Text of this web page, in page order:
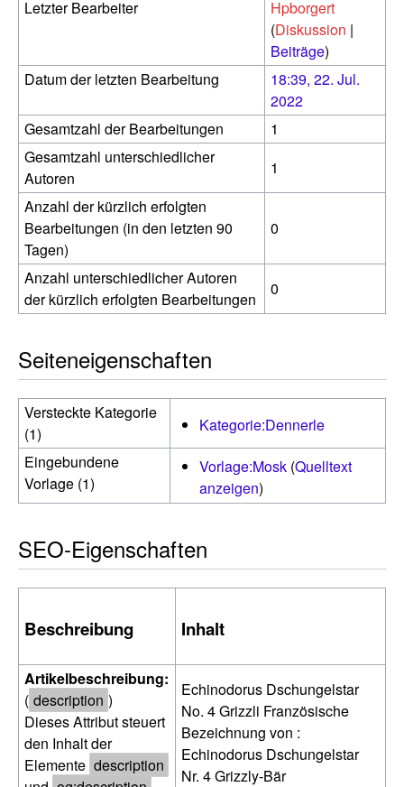
Letzter Bearbeiter
Hpborgert
(Diskussion |
Beiträge)
Datum der letzten Bearbeitung
18:39, 22. Jul.
2022
Gesamtzahl der Bearbeitungen
1
Gesamtzahl unterschiedlicher
Autoren
1
Anzahl der kürzlich erfolgten
Bearbeitungen (in den letzten 90
Tagen)
0
Anzahl unterschiedlicher Autoren
der kürzlich erfolgten Bearbeitungen
0
Seiteneigenschaften
Versteckte Kategorie
(1)
Kategorie:Dennerle
Eingebundene
Vorlage (1)
Vorlage:Mosk(Quelltext
anzeigen)
SEO-Eigenschaften
Beschreibung Inhalt
Artikelbeschreibung:
( description )
Dieses Attribut steuert
den Inhalt der
Elemente description
Echinodorus Dschungelstar
No. 4 Grizzli Französische
Bezeichnung von :
Echinodorus Dschungelstar
Nr. 4 Grizzly-Bär